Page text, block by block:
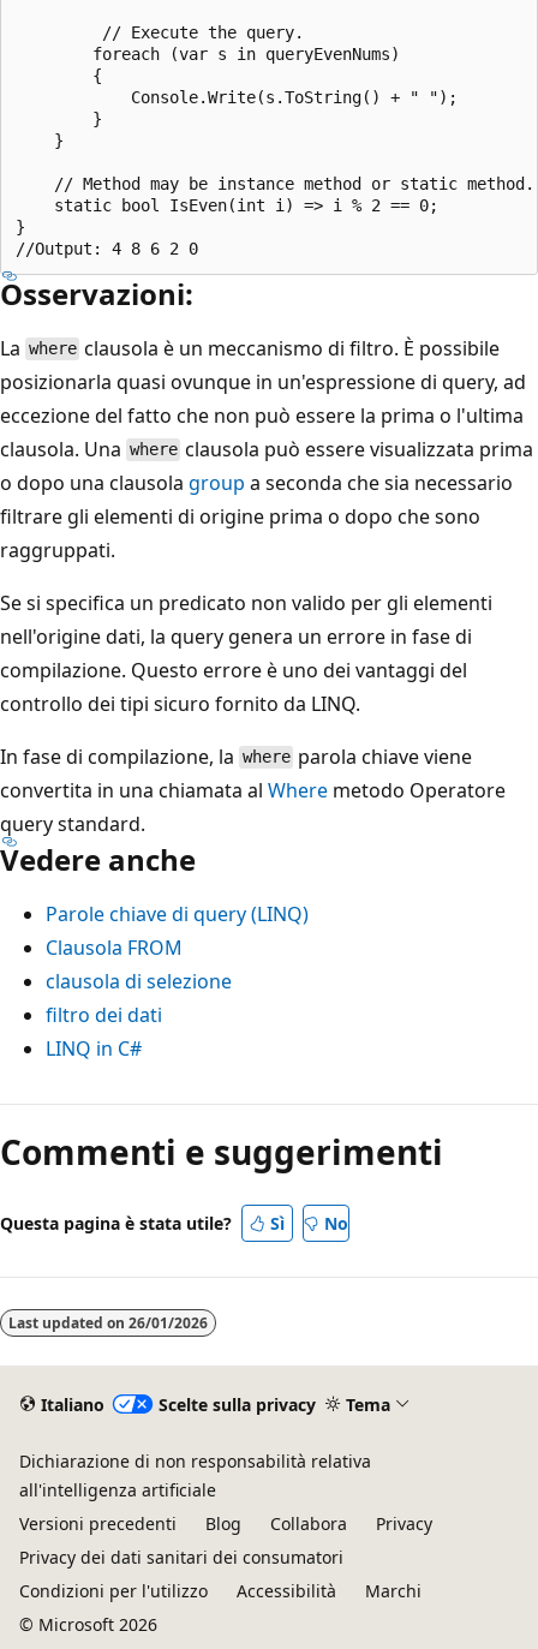
         // Execute the query.
        foreach (var s in queryEvenNums)
        {
            Console.Write(s.ToString() + " ");
        }
    }
    // Method may be instance method or static method.
    static bool IsEven(int i) => i % 2 == 0;
}
Osservazioni:
La where clausola è un meccanismo di filtro. È possibile
posizionarla quasi ovunque in un'espressione di query, ad
eccezione del fatto che non può essere la prima o l'ultima
clausola. Una where clausola può essere visualizzata prima
o dopo una clausola group a seconda che sia necessario
filtrare gli elementi di origine prima o dopo che sono
raggruppati.
Se si specifica un predicato non valido per gli elementi
nell'origine dati, la query genera un errore in fase di
compilazione. Questo errore è uno dei vantaggi del
controllo dei tipi sicuro fornito da LINQ.
In fase di compilazione, la where parola chiave viene
convertita in una chiamata al Where metodo Operatore
query standard.
Vedere anche
Parole chiave di query (LINQ)
Clausola FROM
clausola di selezione
filtro dei dati
LINQ in C#
Commenti e suggerimenti
Questa pagina è stata utile? Sì No
Last updated on 26/01/2026
Italiano Scelte sulla privacy Tema
Dichiarazione di non responsabilità relativa
all'intelligenza artificiale
Versioni precedenti
Blog Collabora
Privacy
Privacy dei dati sanitari dei consumatori
Condizioni per l'utilizzo
Accessibilità
Marchi
© Microsoft 2026